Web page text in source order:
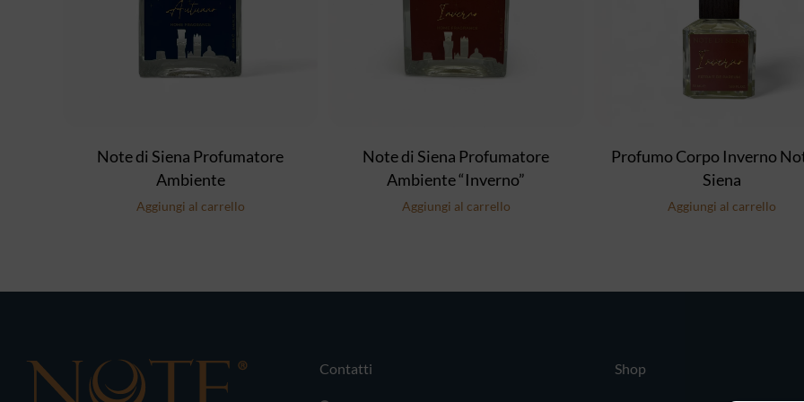
Note di Siena Profumatore
Ambiente
Aggiungi al carrello
Note di Siena Profumatore
Ambiente “Inverno”
Aggiungi al carrello
Profumo Corpo Inverno
Siena
Aggiungi al carrello
Contatti Shop